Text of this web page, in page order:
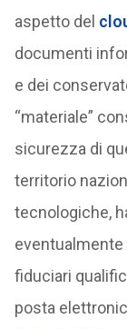
aspetto del
documenti
e dei
“materiale”
sicurezza di
territorio
tecnologiche,
fiduciari
posta